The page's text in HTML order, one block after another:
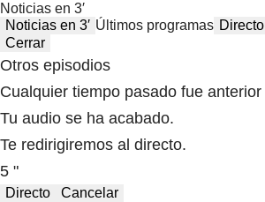
Noticias en 3′
Noticias en 3′ Últimos programas Directo
Cerrar
Otros episodios
Cualquier tiempo pasado fue anterior
Tu audio se ha acabado.
Te redirigiremos al directo.
5 "
Directo
Cancelar